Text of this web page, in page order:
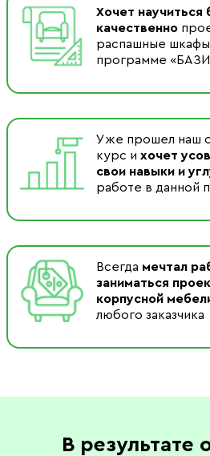
Хочет научиться
качественно
распашные
программе
Уже прошел наш
курс и хочет
свои навыки и
работе в данной
Всегда мечтал
заниматься
корпусной
любого заказчика
В результате